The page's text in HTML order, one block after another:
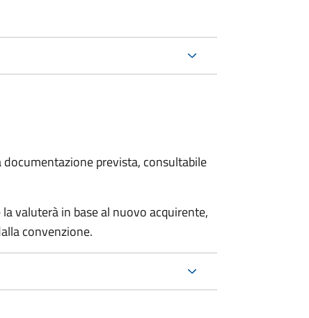
prevista, consultabile
valuterà in base al nuovo acquirente,
convenzione.